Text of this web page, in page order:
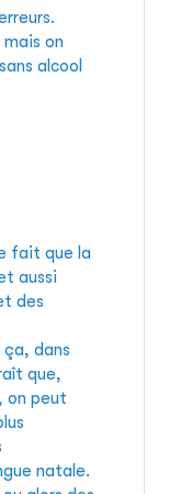
mais on
alcool
fait que la
aussi
des
ça, dans
que,
on peut
natale.